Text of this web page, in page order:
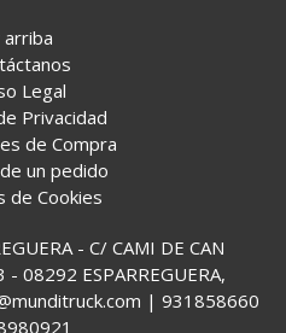
arriba
Legal
Privacidad
de Compra
un pedido
de Cookies
- C/ CAMI DE CAN
- 08292 ESPARREGUERA,
| 931858660